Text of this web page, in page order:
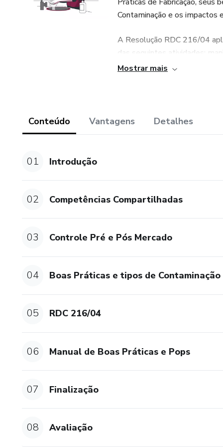
Contaminação e os impactos
A Resolução RDC 216/04
das seguintes atividades:
distribuição, transporte,
alimento (cuidados, fritura,
do alimento preparado, até a
Importância da elaboração
Padronizados (POPS)
Mostrar mais
Conteúdo Vantagens Detalhes
01 Introdução
02 Competências Compartilhadas
03 Controle Pré e Pós Mercado
04 Boas Práticas e tipos de Contaminação
05 RDC 216/04
06 Manual de Boas Práticas e Pops
07 Finalização
08 Avaliação